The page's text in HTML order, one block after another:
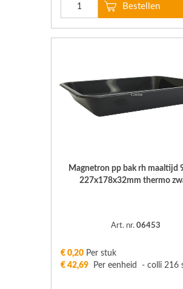
Magnetron pp bak rh maaltijd
227x178x32mm thermo
Art. nr. 06453
€ 0,20 Per stuk
€ 42,69 Per eenheid - colli 216